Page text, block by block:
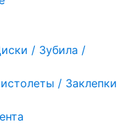
/ Зубила /
/ Заклепки